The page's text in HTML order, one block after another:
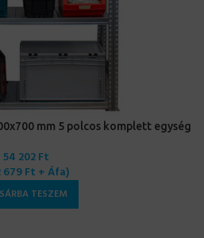
mm 5 polcos komplett egység
54 202Ft
679Ft + Áfa)
TESZEM